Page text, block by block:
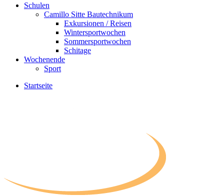
Schulen
Camillo Sitte Bautechnikum
Exkursionen / Reisen
Wintersportwochen
Sommersportwochen
Schitage
Wochenende
Sport
Startseite